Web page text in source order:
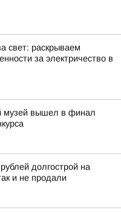
свет: раскрываем
за электричество в
музей вышел в финал
долгострой на
и не продали